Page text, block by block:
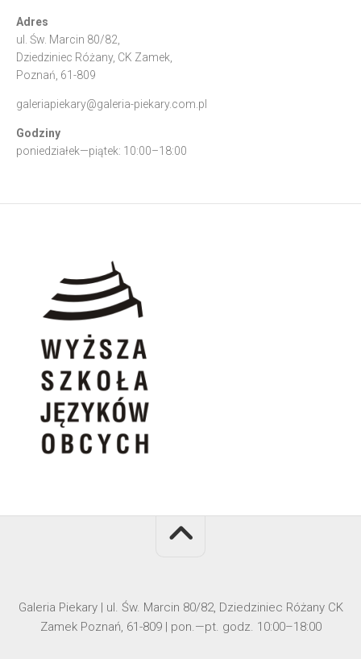
Adres
ul. Św. Marcin 80/82,
Dziedziniec Różany, CK Zamek,
Poznań, 61-809
galeriapiekary@galeria-piekary.com.pl
Godziny
poniedziałek—piątek: 10:00–18:00
Galeria Piekary | ul. Św. Marcin 80/82, Dziedziniec Różany CK
Zamek Poznań, 61-809 | pon.—pt. godz. 10:00–18:00